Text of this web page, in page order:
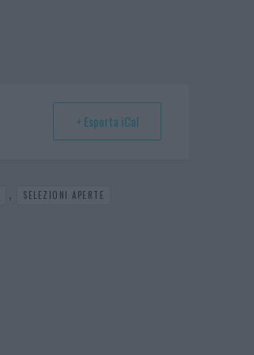
+ Esporta iCal
, SELEZIONI APERTE